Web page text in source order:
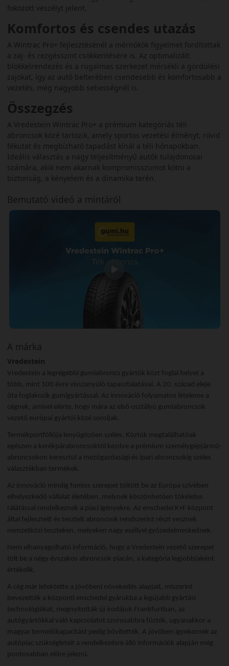
fokozott veszélyt jelent.
Komfortos és csendes utazás
A Wintrac Pro+ fejlesztésénél a mérnökök figyelmet fordítottak
a zaj- és rezgésszint csökkentésére is. Az optimalizált
blokkelrendezés és a rugalmas szerkezet mérsékli a gördülési
zajokat, így az autó belterében csendesebb és komfortosabb a
vezetés, még nagyobb sebességnél is.
Összegzés
A Vredestein Wintrac Pro+ a prémium kategóriás téli
abroncsok közé tartozik, amely sportos vezetési élményt, rövid
fékutat és megbízható tapadást kínál a téli hónapokban.
Ideális választás a nagy teljesítményű autók tulajdonosai
számára, akik nem akarnak kompromisszumot kötni a
biztonság, a kényelem és a dinamika terén.
Bemutató videó a mintáról
A márka
Vredestein
Vredestein a legrégebbi gumiabroncs gyártók közt foglal helyet a
több, mint 100 évre visszanyúló tapasztalatával. A 20. század eleje
óta foglakozik gumigyártással. Az innováció folyamatos lételeme a
cégnek, amivel elérte, hogy mára az első osztályú gumiabroncsok
vezető európai gyártói közé soroljak.
Termékportfóliója lenyűgözően széles. Köztük megtalálhatóak
egészen a kerékpárabroncsoktól kezdve a prémium személygépjármű-
abroncsokon keresztül a mezőgazdasági és ipari abroncsokig széles
választékban termékek.
Az innováció mindig fontos szerepet töltött be az Európa szívében
elhelyezkedő vállalat életében, melynek köszönhetően tökéletes
rálátással rendelkeznek a piaci igényekre. Az enschedei K+F központ
által fejlesztett és tesztelt abroncsok rendszerint részt vesznek
nemzetközi teszteken, melyeken nagy eséllyel győzedelmeskednek.
Nem elhanyagolható információ, hogy a Vredestein vezető szerepet
tölt be a négy évszakos abroncsok piacán, a kategória legjobbjaként
értékelik.
A cég már lefektette a jövőbeni növekedés alapjait, miszerint
bevezették a központi enschedei gyárukba a legújabb gyártási
technológiákat, megnyitották új irodájuk Frankfurtban, az
autógyártókkal való kapcsolatot szorosabbra fűzték, ugyanakkor a
magyar termelőkapacitást pedig bővítették. A jövőben igyekeznek az
autópiac szükségleteit a rendelkezésre álló információk alapján még
pontosabban előre jelezni.